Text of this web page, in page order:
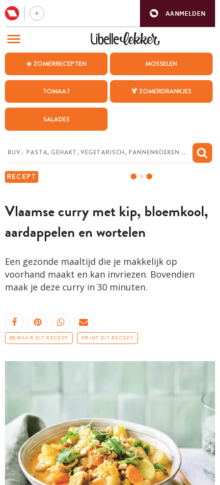
AANMELDEN
☀️ ZOMERRECEPTEN MOSSELEN
TOMAAT 🍹 ZOMERDRANKJES
SALADES
RECEPT
Vlaamse curry met kip, bloemkool,
aardappelen en wortelen
Een gezonde maaltijd die je makkelijk op
voorhand maakt en kan invriezen. Bovendien
maak je deze curry in 30 minuten.
BEWAAR DIT RECEPT PRINT DIT RECEPT
BEZOEK ONZE ANDERE WEBSITES
WEEKMENU
CHAT MET MAIA
MIJN BEWAARDE RECEPTEN